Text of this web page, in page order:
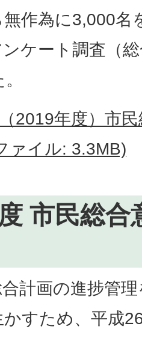
作為に3,000名
ンケート調査（
2019年度）市
ァイル: 3.3MB)
市民総合
計画の進捗管
すため、平成